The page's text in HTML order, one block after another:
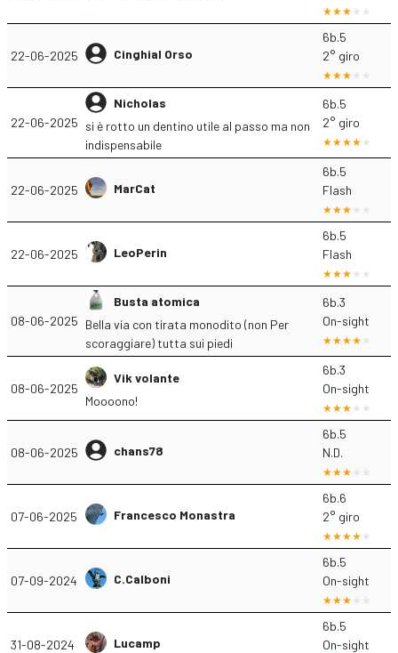
22-06-2025 Cinghial Orso
6b.5
2° giro
22-06-2025
Nicholas
si è rotto un dentino utile al passo ma non
indispensabile
6b.5
2° giro
22-06-2025 MarCat
6b.5
Flash
22-06-2025 LeoPerin
6b.5
Flash
08-06-2025
Busta atomica
Bella vía con tirata monodito (non Per
scoraggiare) tutta sui piedi
6b.3
On-sight
08-06-2025
Vik volante
Moooono!
6b.3
On-sight
08-06-2025 chans78
6b.5
N.D.
07-06-2025 Francesco Monastra
6b.6
2° giro
07-09-2024 C.Calboni
6b.5
On-sight
31-08-2024 Lucamp
6b.5
On-sight